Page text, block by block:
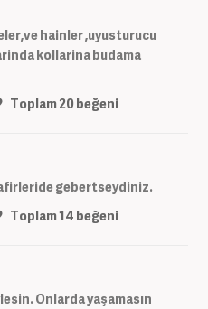
hainler ,uyusturucu
kollarina budama
Toplam20beğeni
gebertseydiniz.
Toplam14 beğeni
Onlarda yaşamasın